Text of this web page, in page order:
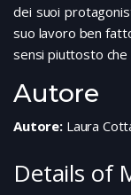
dei suoi
suo lavoro ben
sensi piuttosto che
Autore
Autore:Laura
Details of